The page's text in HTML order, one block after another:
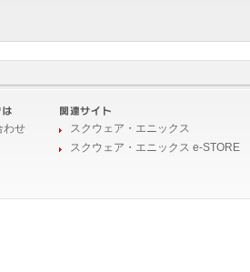
わせ
スクウェア・エニックス
スクウェア・エニックス e-STORE